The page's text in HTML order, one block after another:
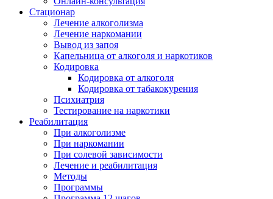
Стационар
Лечение алкоголизма
Лечение наркомании
Вывод из запоя
Капельница от алкоголя и наркотиков
Кодировка
Кодировка от алкоголя
Кодировка от табакокурения
Психиатрия
Тестирование на наркотики
Реабилитация
При алкоголизме
При наркомании
При солевой зависимости
Лечение и реабилитация
Методы
Программы